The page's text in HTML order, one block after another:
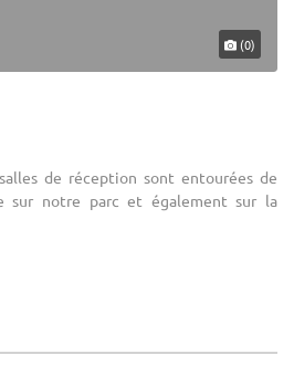
(0)
de réception sont entourées de
sur notre parc et également sur la